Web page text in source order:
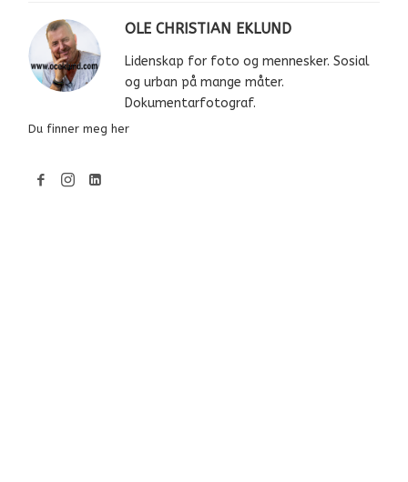
OLE CHRISTIAN EKLUND
Lidenskap for foto og mennesker. Sosial
og urban på mange måter.
Dokumentarfotograf.
Du finner meg her